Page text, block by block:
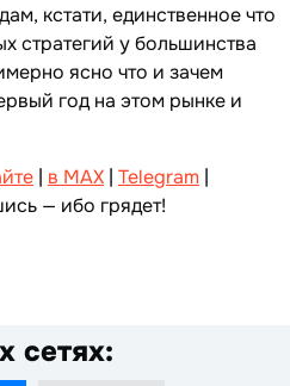
кстати, единственное что
стратегий у большинства
ясно что и зачем
год на этом рынке и
| в MAX | Telegram |
— ибо грядет!
сетях: